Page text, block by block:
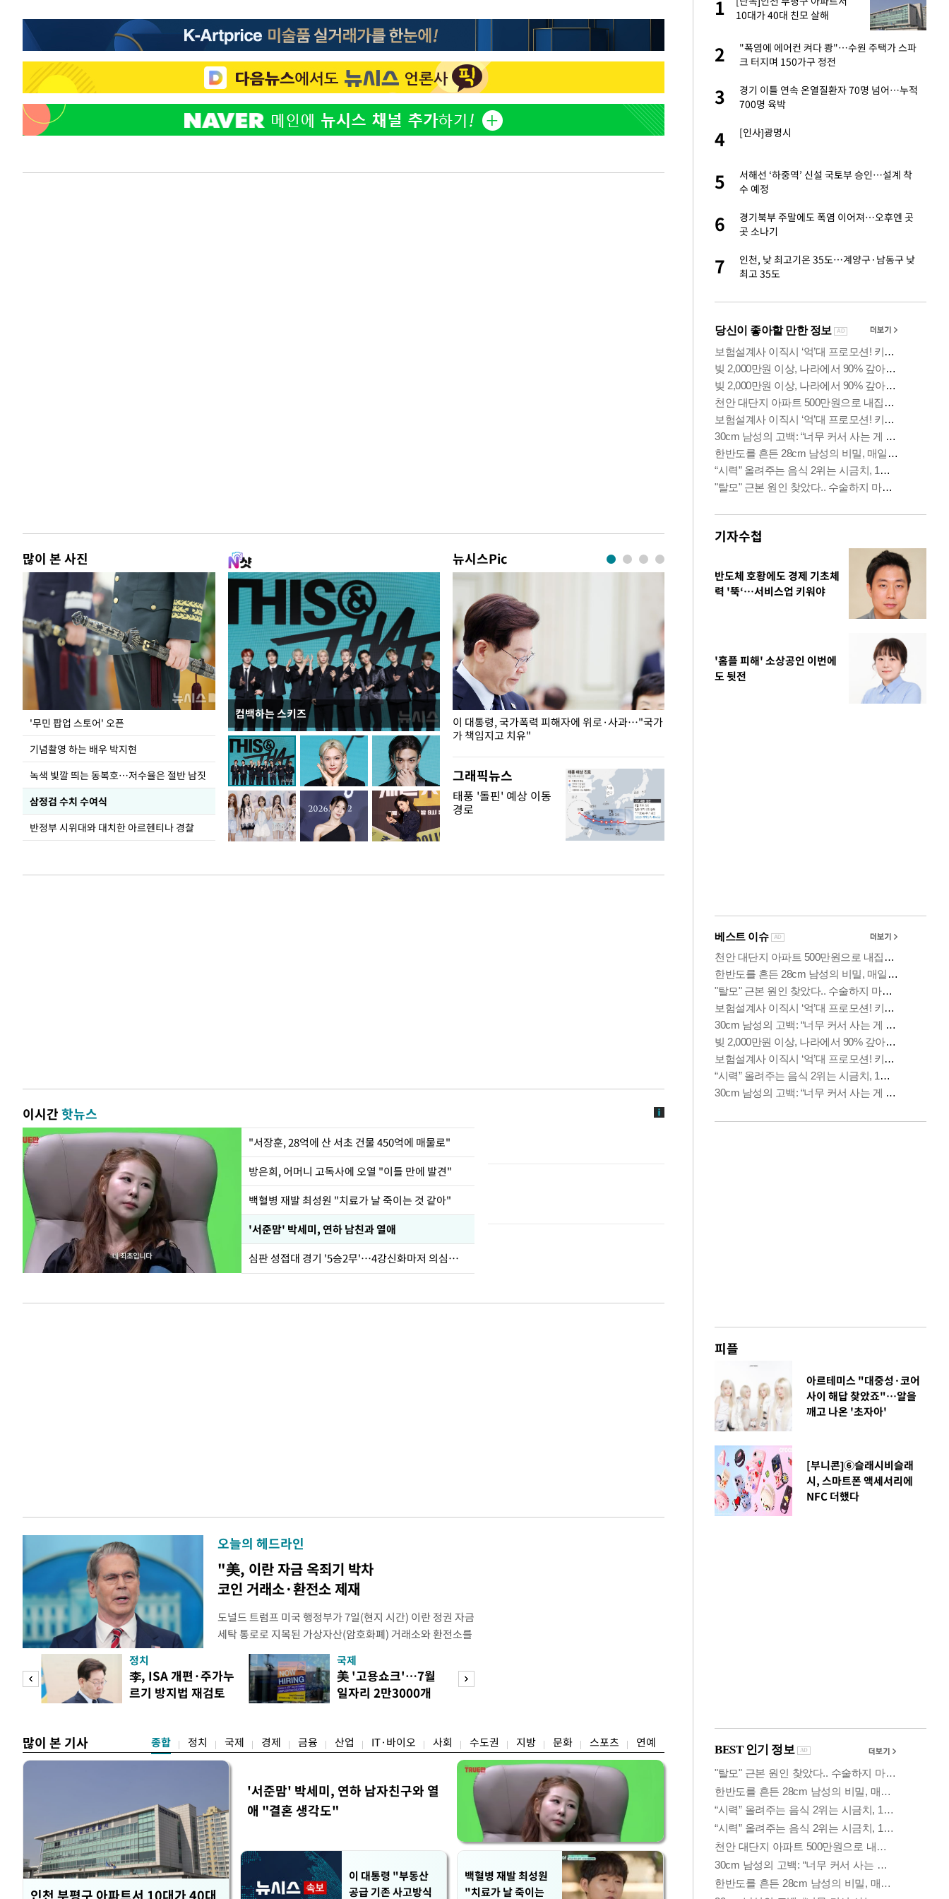
많이 본 사진
'무민 팝업 스토어' 오픈
기념촬영 하는 배우 박지현
녹색 빛깔 띄는 동복호…저수율은 절반 남짓
삼정검 수치 수여식
반정부 시위대와 대치한 아르헨티나 경찰
컴백하는 스키즈
뉴시스Pic
지석천 뒤덮은 개구리밥
이 대통령, 국가폭력 피해자에 위로·사과…"국가
가 책임지고 치유"
그래픽뉴스
태풍 '돌핀' 예상 이동
경로
이시간핫뉴스
"서장훈, 28억에 산 서초 건물 450억에 매물로"
방은희, 어머니 고독사에 오열 "이틀 만에 발견"
백혈병 재발 최성원 "치료가 날 죽이는 것 같아"
'서준맘' 박세미, 연하 남친과 열애
심판 성접대 경기 '5승2무'…4강신화마저 의심받아
오늘의 헤드라인
"美, 이란 자금 옥죄기 박차
코인 거래소·환전소 제재
도널드 트럼프 미국 행정부가 7일(현지 시간) 이란 정권 자금
세탁 통로로 지목된 가상자산(암호화폐) 거래소와 환전소를
무더기 제재했다. 미 재무부 해외자산통제국(OFAC)은 이날
이란혁명수비대(IRGC) 자금 조달에 이용된 디지털 자산 거
래소와, 이란의 해외 석유 판매 대금 회수에 동원된 환전 네
트워크를 각각 제재한다고 밝혔다. 동유럽 조지아
정치
李, ISA 개편·주가누
르기 방지법 재검토
국제
美 '고용쇼크'…7월
일자리 2만3000개
많이 본 기사 종합 정치 국제 경제 금융 산업 IT·바이오 사회 수도권 지방 문화 스포츠 연예
인천 부평구 아파트서 10대가 40대
'서준맘' 박세미, 연하 남자친구와 열
애 "결혼 생각도"
이 대통령 "부동산
공급 기존 사고방식
백혈병 재발 최성원
"치료가 날 죽이는
2
'서준맘' 박세미, 연하 남자친구와 열애 "결혼
생각도"
3
[속보]이 대통령 "부동산 공급 기존 사고방식
매달리지 말고 과감히 실천"
4
백혈병 재발 최성원 "치료가 날 죽이는 것 같
5
이 대통령, 6시간 부동산 회의서 공급 논
1
10대가 40대 친모 살해
2
"폭염에 에어컨 켜다 쾅"…수원 주택가 스파
크 터지며 150가구 정전
3
경기 이틀 연속 온열질환자 70명 넘어…누적
700명 육박
4 [인사]광명시
5
서해선 ‘하중역’ 신설 국토부 승인…설계 착
수 예정
6
경기북부 주말에도 폭염 이어져…오후엔 곳
곳 소나기
7
인천, 낮 최고기온 35도…계양구·남동구 낮
최고 35도
기자수첩
반도체 호황에도 경제 기초체
력 '뚝‘…서비스업 키워야
'홈플 피해' 소상공인 이번에
도 뒷전
피플
아르테미스 "대중성·코어
사이 해답 찾았죠"…알을
깨고 나온 '초자아'
[부니콘]⑥슬래시비슬래
시, 스마트폰 액세서리에
NFC 더했다